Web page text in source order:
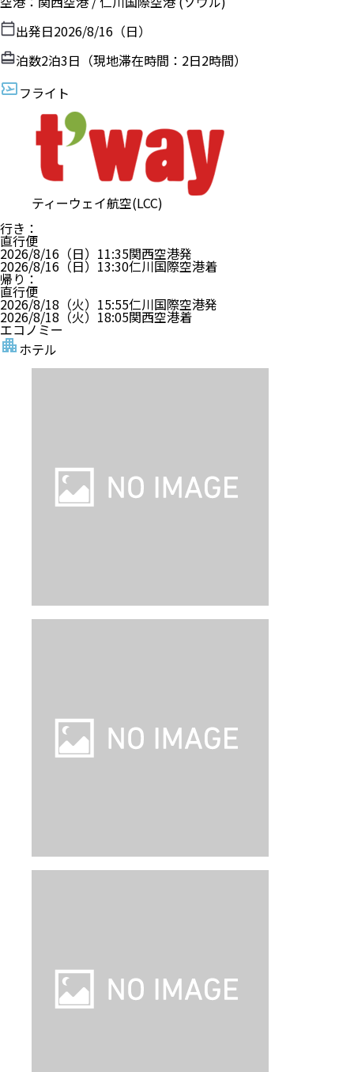
出発日2026/8/16（日）
泊数2泊3日（現地滞在時間： 2日2時間）
フライト
ティーウェイ航空(LCC)
行き ：
直行便
2026/8/16（日） 11:35関西空港発
2026/8/16（日） 13:30仁川国際空港着
帰り ：
直行便
2026/8/18（火） 15:55仁川国際空港発
2026/8/18（火） 18:05関西空港着
エコノミー
ホテル